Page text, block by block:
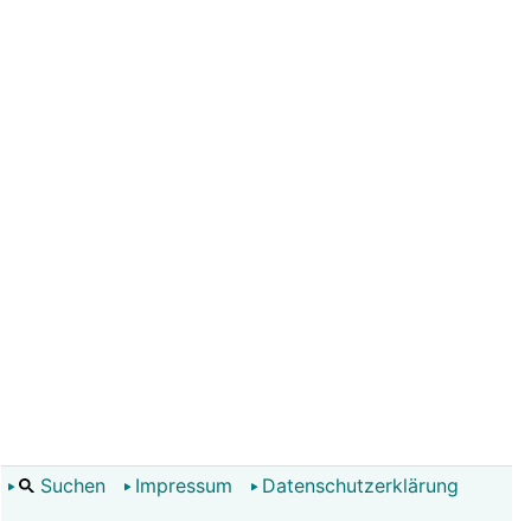
Suchen Impressum
Datenschutzerklärung